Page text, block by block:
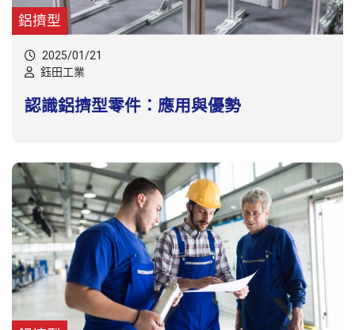
鋁擠型
2025/01/21
鈺田工業
認識鋁擠型零件：應用與優勢